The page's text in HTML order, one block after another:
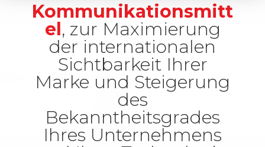
Kommunikationsmitt
el, zur Maximierung
der internationalen
Sichtbarkeit Ihrer
Marke und Steigerung
des
Bekanntheitsgrades
Ihres Unternehmens